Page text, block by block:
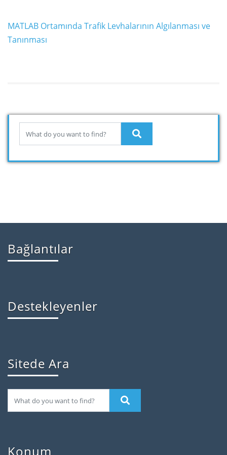
MATLAB Ortamında Trafik Levhalarının Algılanması ve
Tanınması
Bağlantılar
Destekleyenler
Sitede Ara
Konum